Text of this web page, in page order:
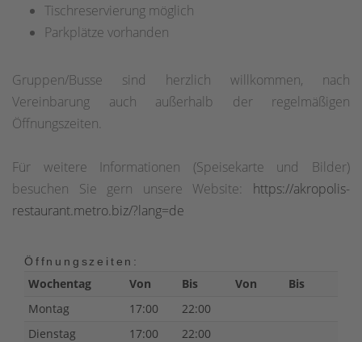
Tischreservierung möglich
Parkplätze vorhanden
Gruppen/Busse sind herzlich willkommen, nach
Vereinbarung auch außerhalb der regelmäßigen
Öffnungszeiten.
Für weitere Informationen (Speisekarte und Bilder)
besuchen Sie gern unsere Website: https://akropolis-
restaurant.metro.biz/?lang=de
Öffnungszeiten:
Wochentag Von Bis Von
Bis
Montag
17:00
22:00
Dienstag
17:00
22:00